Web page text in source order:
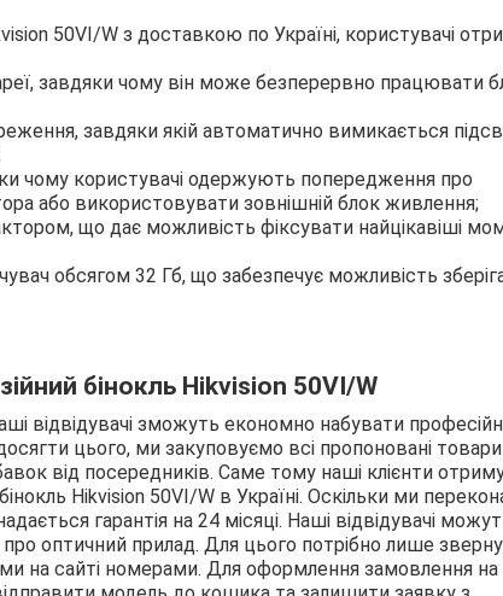
50VI/W з доставкою по Україні, користувачі
завдяки чому він може безперервно працювати
завдяки якій автоматично вимикається
чому користувачі одержують попередження про
або використовувати зовнішній блок живлення;
що дає можливість фіксувати найцікавіші
обсягом 32 Гб, що забезпечує можливість
бінокль Hikvision 50VI/W
відвідувачі зможуть економно набувати
цього, ми закуповуємо всі пропоновані товари
від посередників. Саме тому наші клієнти
Hikvision 50VI/W в Україні. Оскільки ми
гарантія на 24 місяці. Наші відвідувачі
оптичний прилад. Для цього потрібно лише
на сайті номерами. Для оформлення замовлення на